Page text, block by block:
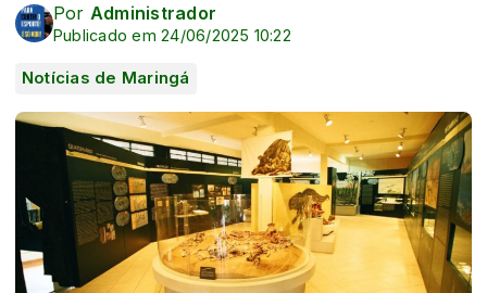
Por Administrador
Publicado em 24/06/2025 10:22
Notícias de Maringá